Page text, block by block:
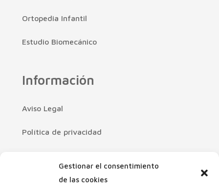
Gestionar el consentimiento
de las cookies
Ortopedia Infantil
Estudio Biomecánico
Información
Aviso Legal
Política de privacidad
Declaración de accesibilidad